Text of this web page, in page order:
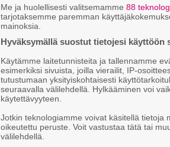
Me ja huolellisesti valitsemamme 88
tarjotaksemme paremman
mainoksia.
Hyväksymällä suostut tietojesi käyttöön
Käytämme laitetunnisteita ja tallennamme
esimerkiksi sivuista, joilla vierailit, IP-
tutustumaan yksityiskohtaisesti
seuraavalla välilehdellä. Hylkääminen voi
käytettävyyteen.
Jotkin teknologiamme voivat käsitellä tietoja
oikeutettu peruste. Voit vastustaa tätä tai
välilehdellä.